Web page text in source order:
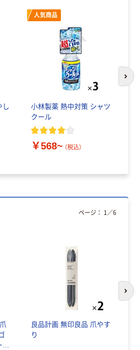
し
人気商品
小林製薬 熱中対策 シャツ
クール
￥568~ （税込）
次
良品計画 無印良品 爪やす
り
ページ： 1 ／6
次